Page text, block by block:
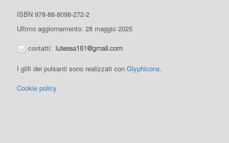
ISBN 978-88-8098-272-2
Ultimo aggiornamento: 28 maggio 2025
contatti:
I glifi dei pulsanti sono realizzati conGlyphicons.
Cookie policy